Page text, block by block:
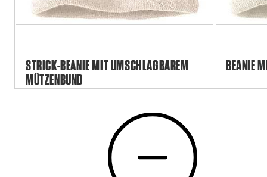
STRICK-BEANIE MIT UMSCHLAGBAREM
MÜTZENBUND
BEANIE